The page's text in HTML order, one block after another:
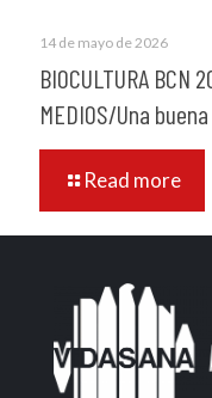
14 de mayo de 2026
BIOCULTURA BCN
MEDIOS/Una
Read more